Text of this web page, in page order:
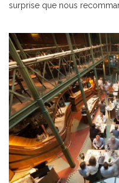
surprise que nous